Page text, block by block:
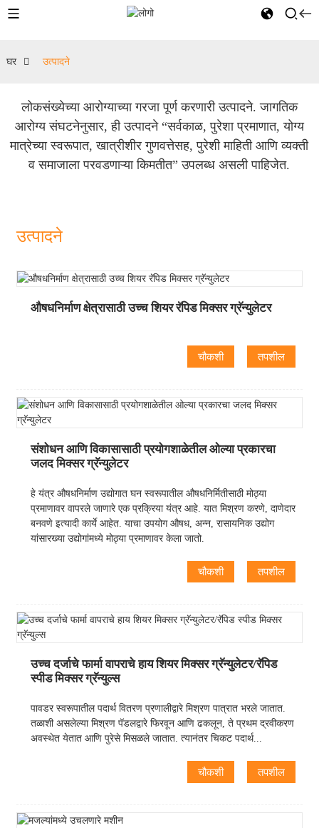
घर उत्पादने
लोकसंख्येच्या आरोग्याच्या गरजा पूर्ण करणारी उत्पादने. जागतिक
आरोग्य संघटनेनुसार, ही उत्पादने “सर्वकाळ, पुरेशा प्रमाणात, योग्य
मात्रेच्या स्वरूपात, खात्रीशीर गुणवत्तेसह, पुरेशी माहिती आणि व्यक्ती
व समाजाला परवडणाऱ्या किमतीत” उपलब्ध असली पाहिजेत.
उत्पादने
औषधनिर्माण क्षेत्रासाठी उच्च शियर रॅपिड मिक्सर ग्रॅन्युलेटर
चौकशी तपशील
संशोधन आणि विकासासाठी प्रयोगशाळेतील ओल्या प्रकारचा
जलद मिक्सर ग्रॅन्युलेटर
हे यंत्र औषधनिर्माण उद्योगात घन स्वरूपातील औषधनिर्मितीसाठी मोठ्या
प्रमाणावर वापरले जाणारे एक प्रक्रिया यंत्र आहे. यात मिश्रण करणे, दाणेदार
बनवणे इत्यादी कार्ये आहेत. याचा उपयोग औषध, अन्न, रासायनिक उद्योग
यांसारख्या उद्योगांमध्ये मोठ्या प्रमाणावर केला जातो.
चौकशी तपशील
उच्च दर्जाचे फार्मा वापराचे हाय शियर मिक्सर ग्रॅन्युलेटर/रॅपिड
स्पीड मिक्सर ग्रॅन्युल्स
पावडर स्वरूपातील पदार्थ वितरण प्रणालीद्वारे मिश्रण पात्रात भरले जातात.
तळाशी असलेल्या मिश्रण पॅडलद्वारे फिरवून आणि ढकलून, ते प्रथम द्रवीकरण
अवस्थेत येतात आणि पुरेसे मिसळले जातात. त्यानंतर चिकट पदार्थ...
चौकशी तपशील